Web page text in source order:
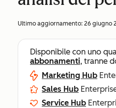
Ultimo aggiornamento: 26 giugno
Disponibile con uno
abbonamenti, tranne
Marketing Hub
Sales Hub
Service Hub